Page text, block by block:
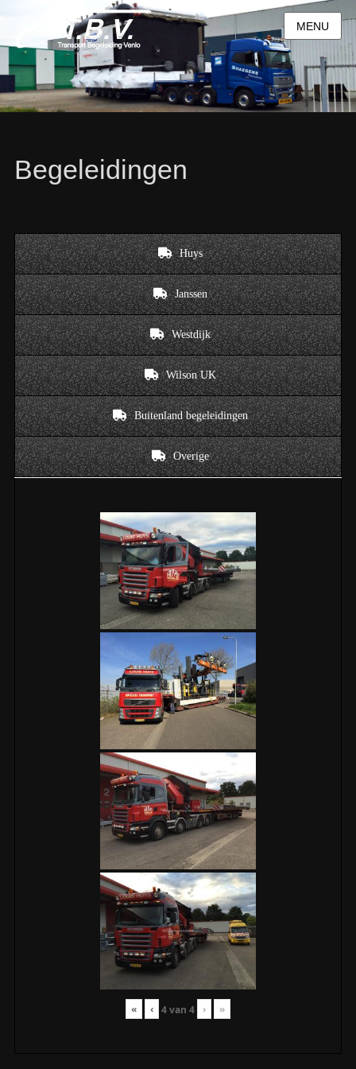
MENU
Begeleidingen
Huys
Janssen
Westdijk
Wilson UK
Buitenland begeleidingen
Overige
« ‹ 4van 4 › »